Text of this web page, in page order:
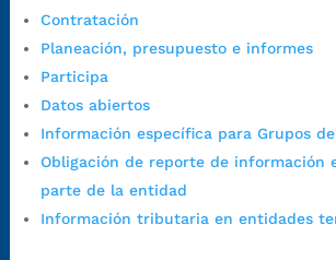
Contratación
Planeación, presupuesto e informes
Participa
Datos abiertos
Información específica para Grupos
Obligación de reporte de información
parte de la entidad
Información tributaria en entidades
30 minutos de descanso al medio día.
Horario de Atención CAME (Norte):
Dirección:Carrera 12 #16N-84 del barrio
Horario habitual de lunes a viernes en
a.m. a 3:00 p.m.
Teléfono Conmutador:+57 (607) 633 70 00
Líneagratuita:+57 (607) 652 55 55
Correo Institucional: